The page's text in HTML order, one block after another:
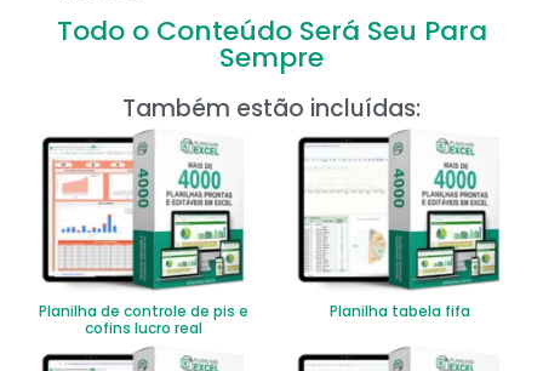
Todo o Conteúdo Será Seu Para
Sempre
Também estão incluídas:
Planilha de controle de pis e
cofins lucro real
Planilha tabela fifa